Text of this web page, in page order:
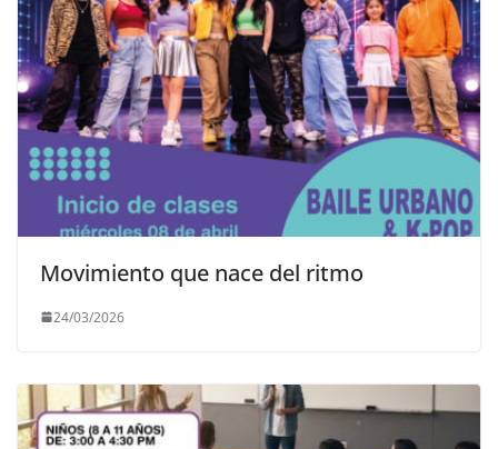
Movimiento que nace del ritmo
24/03/2026